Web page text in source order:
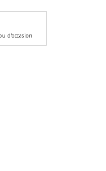
d'occasion